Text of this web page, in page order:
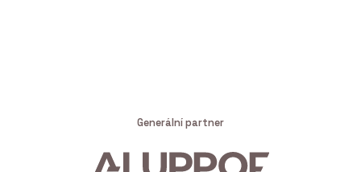
Generální partner